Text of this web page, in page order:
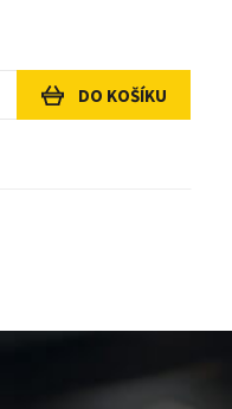
DO KOŠÍKU